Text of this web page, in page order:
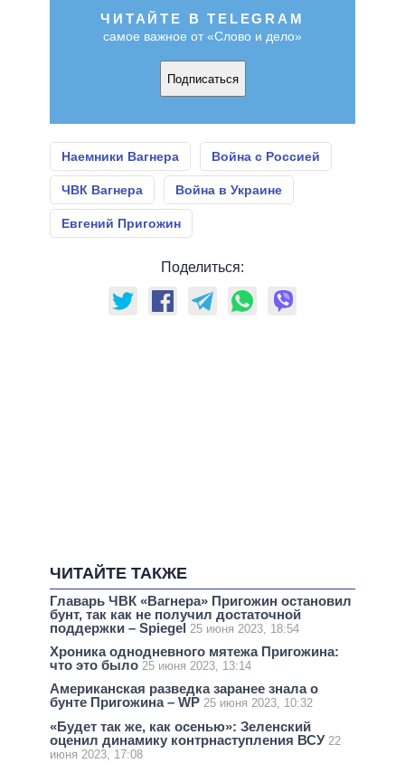
ЧИТАЙТЕ В TELEGRAM
самое важное от «Слово и дело»
Подписаться
Наемники Вагнера Война с Россией
ЧВК Вагнера Война в Украине
Евгений Пригожин
Поделиться:
ЧИТАЙТЕ ТАКЖЕ
Главарь ЧВК «Вагнера» Пригожин остановил
бунт, так как не получил достаточной
поддержки – Spiegel 25 июня 2023, 18:54
Хроника однодневного мятежа Пригожина:
что это было 25 июня 2023, 13:14
Американская разведка заранее знала о
бунте Пригожина – WP 25 июня 2023, 10:32
«Будет так же, как осенью»: Зеленский
оценил динамику контрнаступления ВСУ 22
июня 2023, 17:08